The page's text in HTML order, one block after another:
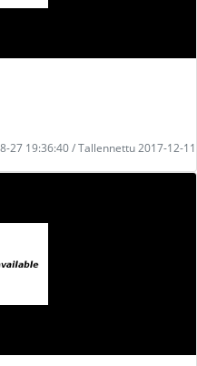
27 19:36:40 / Tallennettu 2017-12-11